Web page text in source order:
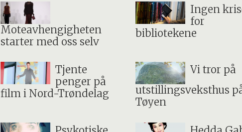
Moteavhengigheten
starter med oss selv
Ingen
for
bibliotekene
Tjente
penger på
film i Nord-Trøndelag
Vi tror på
utstillingsveksthus
Tøyen